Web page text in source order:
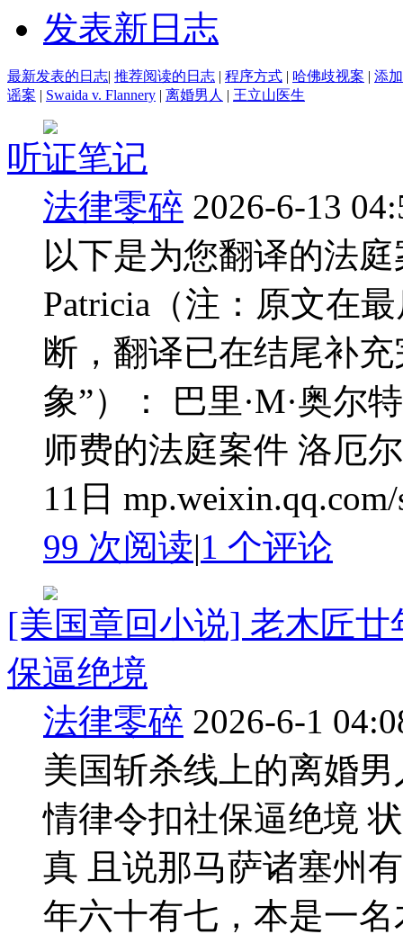
发表新日志
最新发表的日志| 推荐阅读的日志 | 程序方式 | 哈佛歧视案 | 添
谣案 | Swaida v. Flannery | 离婚男人 | 王立山医生
听证笔记
法律零碎 2026-6-13
以下是为您翻译的法
Patricia（注：原文在
断，翻译已在结尾补
象”）： 巴里·M·奥尔
师费的法庭案件 洛厄
11日
99 次阅读|1 个评论
[美国章回小说] 老木匠
保逼绝境
法律零碎 2026-6-1
美国斩杀线上的离婚
情律令扣社保逼绝境
真 且说那马萨诸塞州
年六十有七，本是一名